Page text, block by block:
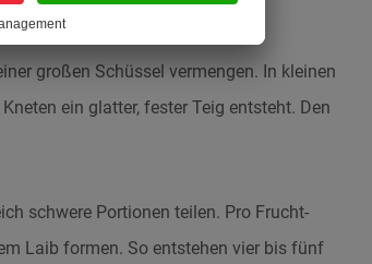
großen Schüssel vermengen. In kleinen
ein glatter, fester Teig entsteht. Den
schwere Portionen teilen. Pro Frucht-
Laib formen. So entstehen vier bis fünf